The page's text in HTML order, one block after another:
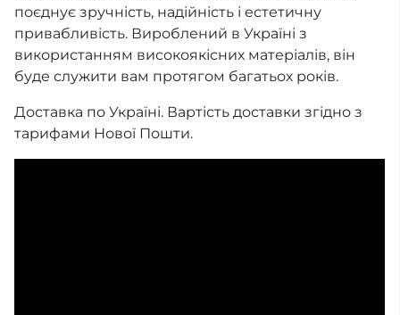
поєднує зручність, надійність і естетичну
привабливість. Вироблений в Україні з
використанням високоякісних матеріалів, він
буде служити вам протягом багатьох років.
Доставка по Україні. Вартість доставки згідно з
тарифами Нової Пошти.